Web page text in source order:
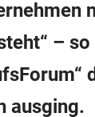
–
ausging.